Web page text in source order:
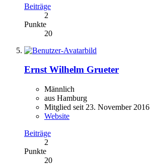
Beiträge
2
Punkte
20
Ernst Wilhelm Grueter
Männlich
aus Hamburg
Mitglied seit 23. November 2016
Website
Beiträge
2
Punkte
20